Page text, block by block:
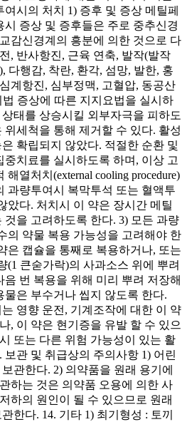
시의 처치 1) 증후 및 증상 메틸페
증상 및 증후들은 주로 중추신경
감신경계의 흥분에 의한 것으로 다
, 반사항진, 근육 연축, 발작(발작
다행감, 착란, 환각, 섬망, 발한, 홍
계항진, 심부정맥, 고혈압, 동공산
증상에 따른 지지요법을 실시하
태를 상승시킬 외부자극을 피하도
위세척을 통해 제거할 수 있다. 활성
확립되지 않았다. 적절한 순환 및
치료를 실시하도록 하며, 이상 고
열처치(external cooling procedure)
과량투여시 복막투석 또는 혈액투
았다. 처치시 이 약은 장시간 메틸
을 고려하도록 한다. 3) 모든 과량
의 약물 복용 가능성을 고려해야 한
은 캡슐을 통째로 복용하거나, 또는
(1 큰숟가락)의 사과소스 위에 뿌려
번 복용을 위해 미리 뿌려 저장해
물은 부수거나 씹지 않도록 한다.
영향 운전, 기계조작에 대한 이 약
, 이 약은 현기증을 유발 할 수 있으
또는 다른 위험 가능성이 있는 활
보관 및 취급상의 주의사항 1) 어린
관한다. 2) 의약품을 원래 용기에
하는 것은 의약품 오용에 의한 사
하의 원인이 될 수 있으므로 원래
한다. 14. 기타 1) 최기형성 : 토끼